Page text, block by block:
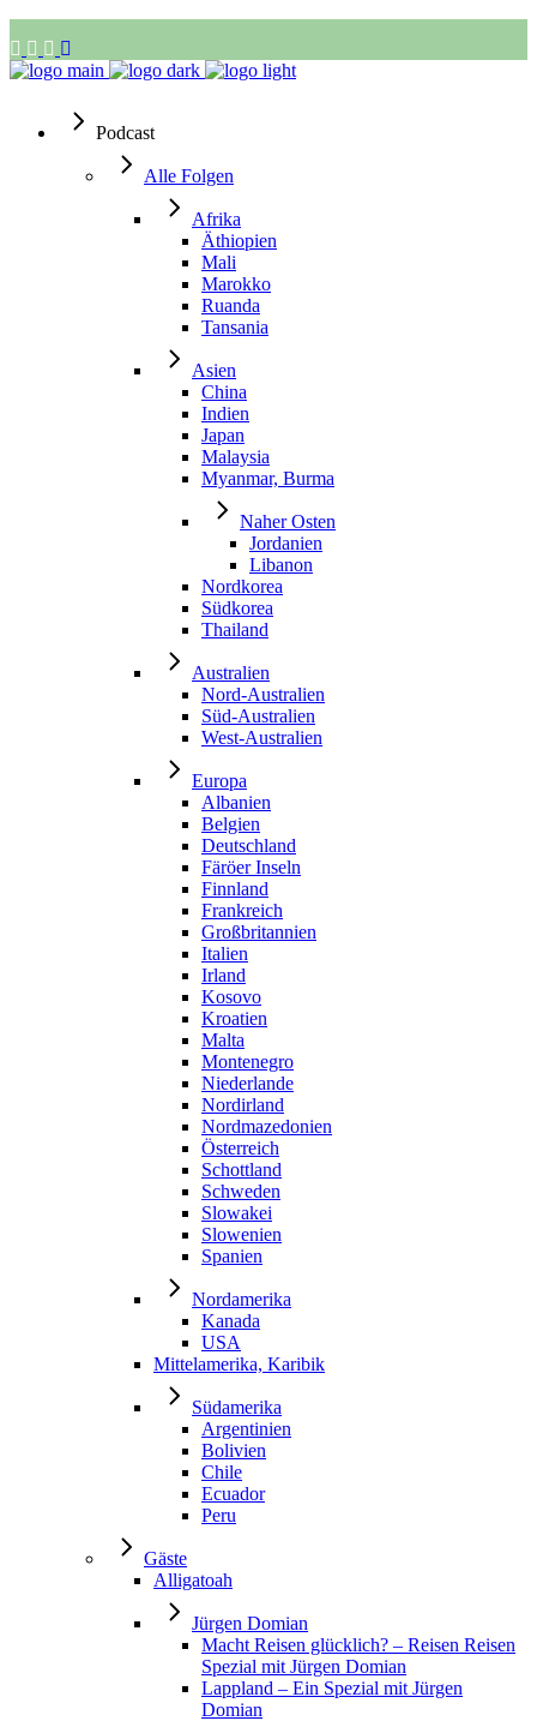
Podcast
Alle Folgen
Afrika
Äthiopien
Mali
Marokko
Ruanda
Tansania
Asien
China
Indien
Japan
Malaysia
Myanmar, Burma
Naher Osten
Jordanien
Libanon
Nordkorea
Südkorea
Thailand
Australien
Nord-Australien
Süd-Australien
West-Australien
Europa
Albanien
Belgien
Deutschland
Färöer Inseln
Finnland
Frankreich
Großbritannien
Italien
Irland
Kosovo
Kroatien
Malta
Montenegro
Niederlande
Nordirland
Nordmazedonien
Österreich
Schottland
Schweden
Slowakei
Slowenien
Spanien
Nordamerika
Kanada
USA
Mittelamerika, Karibik
Südamerika
Argentinien
Bolivien
Chile
Ecuador
Peru
Gäste
Alligatoah
Jürgen Domian
Macht Reisen glücklich? – Reisen Reisen
Spezial mit Jürgen Domian
Lappland – Ein Spezial mit Jürgen
Domian